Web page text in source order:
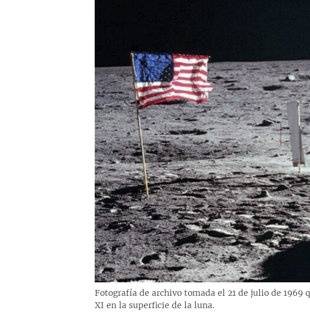
LA REALIDAD DE LA VIVIENDA EN
SER VIEJO EN CUBA
LOS SANTOS DE HIALEAH
DESINFORMACIÓN RUSA EN
LA INVASIÓN DE RUSIA A UCRANIA
Fotografía de archivo tomada el 21 de julio de
XI en la superficie de la luna.